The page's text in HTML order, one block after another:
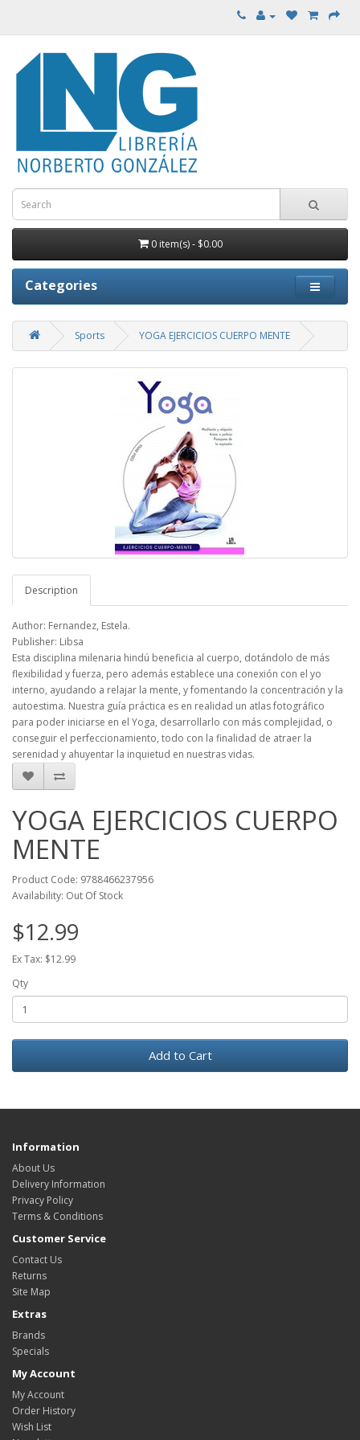
0 item(s) - $0.00
Categories
Sports YOGA EJERCICIOS CUERPO MENTE
Description
Author: Fernandez, Estela.
Publisher: Libsa
Esta disciplina milenaria hindú beneficia al cuerpo, dotándolo de más
flexibilidad y fuerza, pero además establece una conexión con el yo
interno, ayudando a relajar la mente, y fomentando la concentración y la
autoestima. Nuestra guía práctica es en realidad un atlas fotográfico
para poder iniciarse en el Yoga, desarrollarlo con más complejidad, o
conseguir el perfeccionamiento, todo con la finalidad de atraer la
serenidad y ahuyentar la inquietud en nuestras vidas.
YOGA EJERCICIOS CUERPO
MENTE
Product Code: 9788466237956
Availability: Out Of Stock
$12.99
Ex Tax: $12.99
Qty
Add to Cart
Information
About Us
Delivery Information
Privacy Policy
Terms & Conditions
Customer Service
Contact Us
Returns
Site Map
Extras
Brands
Specials
My Account
My Account
Order History
Wish List